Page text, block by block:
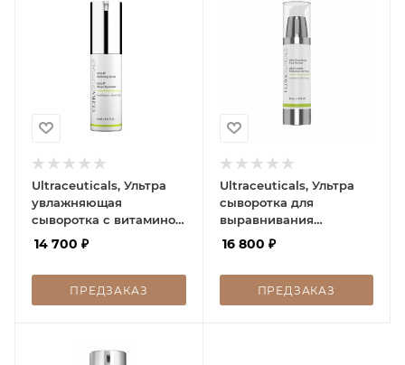
Ultraceuticals, Ультра
увлажняющая
сыворотка с витамином
В, Ultra B2 Hydrating
Serum, 30 мл
14 700 ₽
ПРЕДЗАКАЗ
Ultraceuticals, Ультра
сыворотка для
выравнивания
текстуры пористой
кожи, Ultra Smoothing
16 800 ₽
ПРЕДЗАКАЗ